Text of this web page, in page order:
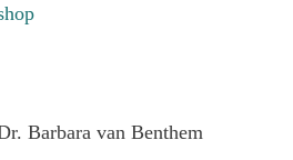
Barbara van Benthem